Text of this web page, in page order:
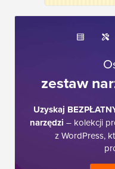
zestaw
Uzyskaj
narzędzi – kolekcji
z WordPress,